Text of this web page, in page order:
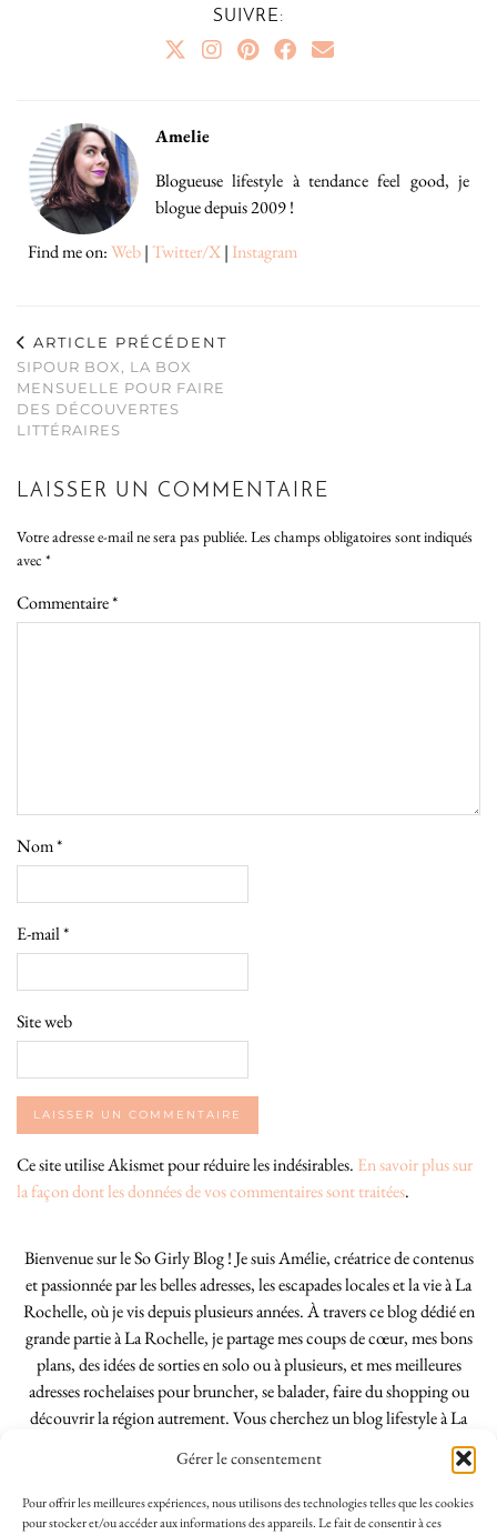
Gérer le consentement
Pour offrir les meilleures expériences, nous utilisons des technologies telles que les cookies
pour stocker et/ou accéder aux informations des appareils. Le fait de consentir à ces
SUIVRE:
Amelie
Blogueuse lifestyle à tendance feel good, je
blogue depuis 2009 !
Find me on:Web|Twitter/X| Instagram
ARTICLE PRÉCÉDENT
SIPOUR BOX, LA BOX
MENSUELLE POUR FAIRE
DES DÉCOUVERTES
LITTÉRAIRES
LAISSER UN COMMENTAIRE
Votre adresse e-mail ne sera pas publiée. Les champs obligatoires sont indiqués
avec *
Commentaire*
Nom*
E-mail*
Site web
Ce site utilise Akismet pour réduire les indésirables. En savoir plus sur
la façon dont les données de vos commentaires sont traitées.
Bienvenue sur le So Girly Blog ! Je suis Amélie, créatrice de contenus
et passionnée par les belles adresses, les escapades locales et la vie à La
Rochelle, où je vis depuis plusieurs années. À travers ce blog dédié en
grande partie à La Rochelle, je partage mes coups de cœur, mes bons
plans, des idées de sorties en solo ou à plusieurs, et mes meilleures
adresses rochelaises pour bruncher, se balader, faire du shopping ou
découvrir la région autrement. Vous cherchez un blog lifestyle à La
Rochelle, tenu par une locale ? Vous êtes au bon endroit. Que vous
soyez Rochelais·e ou de passage dans notre belle ville, j’espère que mes
articles vous aideront à profiter de La Rochelle comme un·e vrai·e
initié·e. !